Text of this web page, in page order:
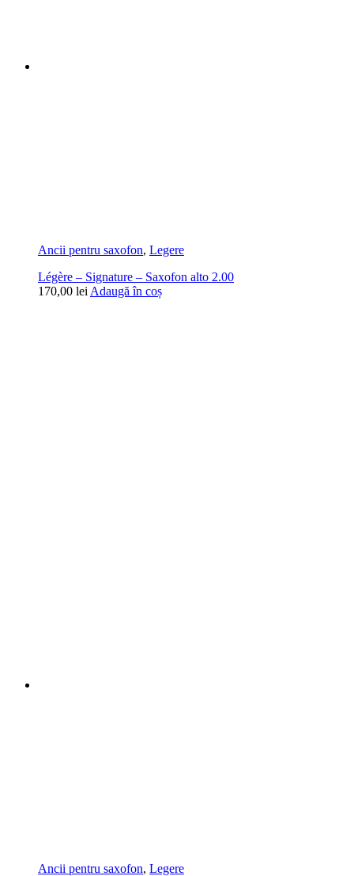
Ancii pentru saxofon, Legere
Légère – Signature – Saxofon alto 2.00
170,00 lei Adaugă în coș
Ancii pentru saxofon, Legere